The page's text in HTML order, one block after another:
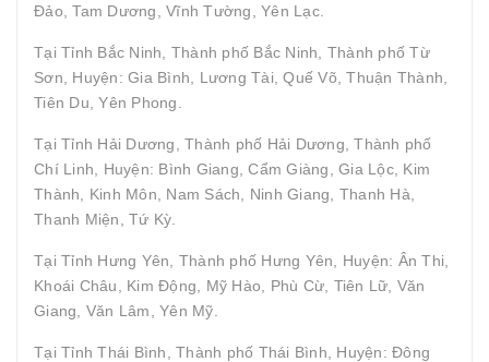
Đảo, Tam Dương, Vĩnh Tường, Yên Lạc.
Tại Tỉnh Bắc Ninh, Thành phố Bắc Ninh, Thành phố Từ
Sơn, Huyện: Gia Bình, Lương Tài, Quế Võ, Thuận Thành,
Tiên Du, Yên Phong.
Tại Tỉnh Hải Dương, Thành phố Hải Dương, Thành phố
Chí Linh, Huyện: Bình Giang, Cẩm Giàng, Gia Lộc, Kim
Thành, Kinh Môn, Nam Sách, Ninh Giang, Thanh Hà,
Thanh Miện, Tứ Kỳ.
Tại Tỉnh Hưng Yên, Thành phố Hưng Yên, Huyện: Ân Thi,
Khoái Châu, Kim Động, Mỹ Hào, Phù Cừ, Tiên Lữ, Văn
Giang, Văn Lâm, Yên Mỹ.
Tại Tỉnh Thái Bình, Thành phố Thái Bình, Huyện: Đông